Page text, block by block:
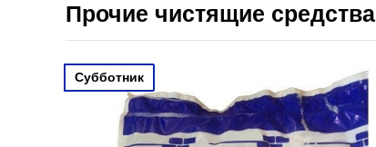
Прочие чистящие средства
Субботник